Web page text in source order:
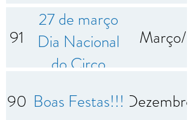
91
27 de março
Dia Nacional
do Circo
Março/
90 Boas Festas!!!